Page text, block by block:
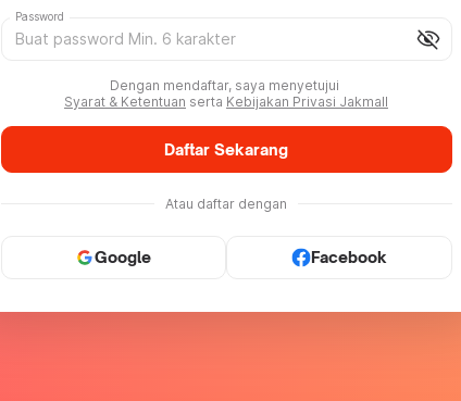
visibility_off
Password
Dengan mendaftar, saya menyetujui
Syarat & Ketentuan serta Kebijakan Privasi Jakmall
Daftar Sekarang
Atau daftar dengan
Google Facebook